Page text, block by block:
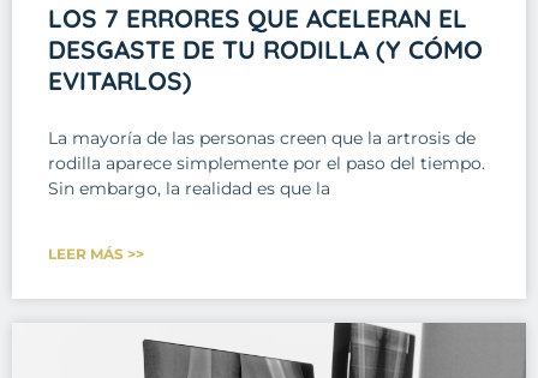
LOS 7 ERRORES QUE ACELERAN EL
DESGASTE DE TU RODILLA (Y CÓMO
EVITARLOS)
La mayoría de las personas creen que la artrosis de
rodilla aparece simplemente por el paso del tiempo.
Sin embargo, la realidad es que la
LEER MÁS >>